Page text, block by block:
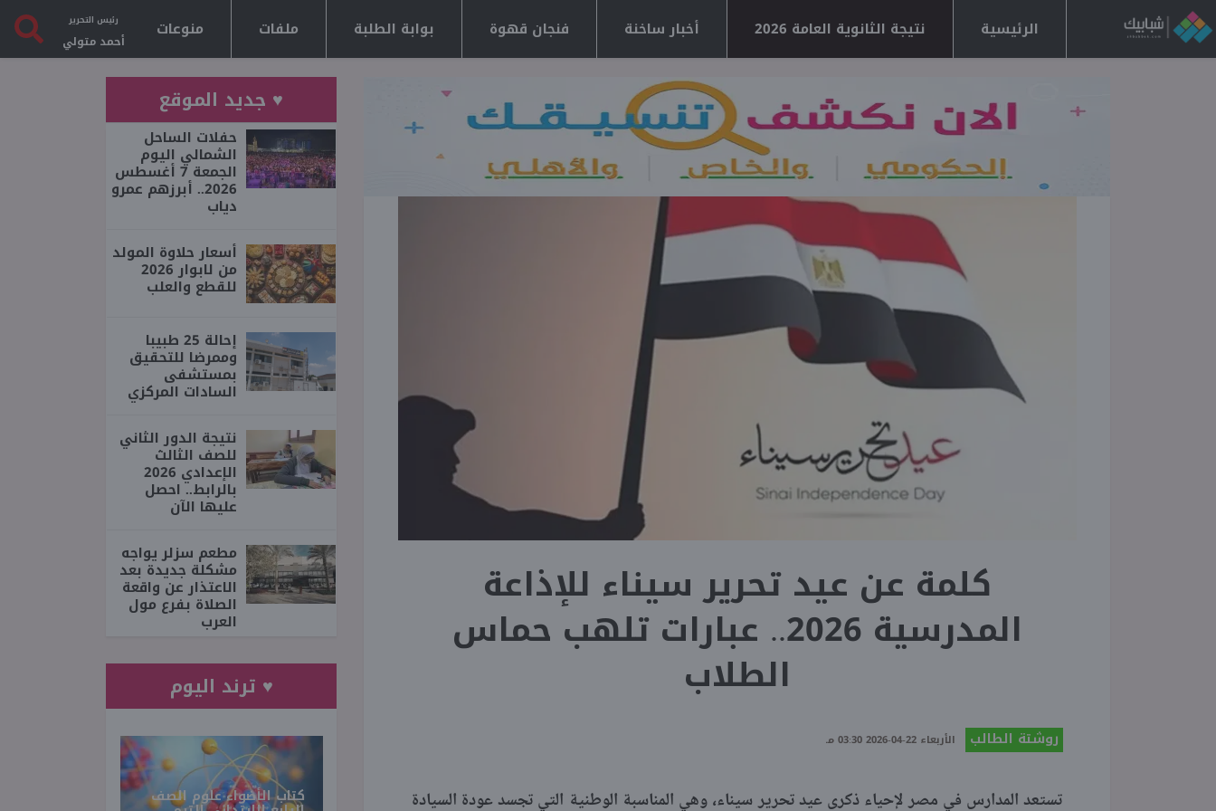
الرئيسية نتيجة الثانوية العامة 2026 أخبار ساخنة فنجان قهوة بوابة الطلبة ملفات منوعات رئيس التحرير
أحمد متولي
كلمة عن عيد تحرير سيناء للإذاعة
المدرسية 2026.. عبارات تلهب حماس
الطلاب
روشتة الطالب الأربعاء 22-04-2026 03:30 مـ
تستعد المدارس في مصر لإحياء ذكرى عيد تحرير سيناء، وهي المناسبة الوطنية التي تجسد عودة السيادة
♥ جديد الموقع
حفلات الساحل
الشمالي اليوم
الجمعة 7 أغسطس
2026.. أبرزهم عمرو
دياب
أسعار حلاوة المولد
من لابوار 2026
للقطع والعلب
إحالة 25 طبيبا
وممرضا للتحقيق
بمستشفى
السادات المركزي
نتيجة الدور الثاني
للصف الثالث
الإعدادي 2026
بالرابط.. احصل
عليها الآن
مطعم سزلر يواجه
مشكلة جديدة بعد
الاعتذار عن واقعة
الصلاة بفرع مول
العرب
♥ ترند اليوم
كتاب الأضواء علوم الصف